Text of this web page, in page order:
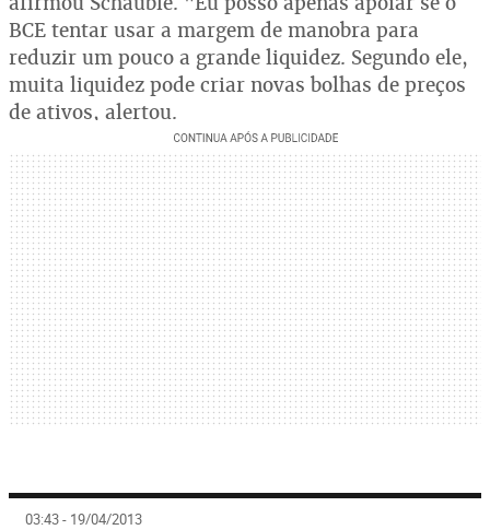
BCE tentar usar a margem de manobra para
reduzir um pouco a grande liquidez. Segundo ele,
muita liquidez pode criar novas bolhas de preços
de ativos, alertou.
03:43 - 19/04/2013